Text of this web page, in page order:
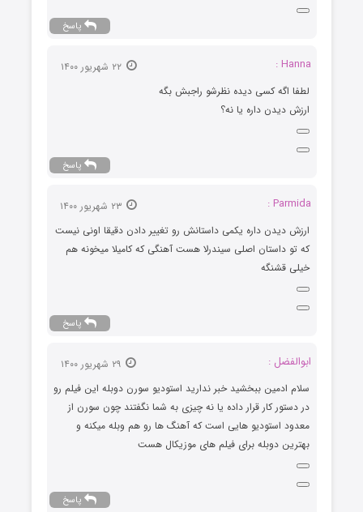
پاسخ
Hanna :
۲۲ شهریور ۱۴۰۰
لطفا اگه کسی دیده نظرشو راجبش بگه
ارزش دیدن داره یا نه؟
پاسخ
Parmida :
ارزش دیدن داره یکمی داستانش رو تغییر دادن دقیقا اونی نیست
که تو داستان اصلی سیندرلا هست آهنگی که کامیلا میخونه هم
خیلی قشنگه
پاسخ
ابوالفضل :
سلام ادمین ببخشید خبر ندارید استودیو سورن دوبله این فیلم رو
در دستور کار قرار داده یا نه چیزی به شما نگفتند چون سورن از
معدود استودیو هایی است که آهنگ ها رو هم وبله میکنه و
بهترین دوبله برای فیلم های موزیکال هست
پاسخ